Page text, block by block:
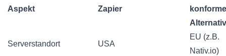
Aspekt Zapier
konforme
Serverstandort USA
EU (z.B.
Nativ.io)